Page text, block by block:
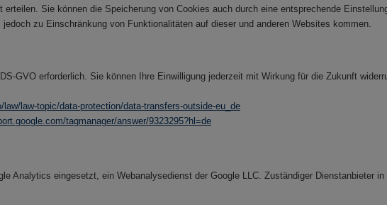
Sie können die Speicherung von Cookies auch durch eine entsprechende
zu Einschränkung von Funktionalitäten auf dieser und anderen Websites kommen.
GVO erforderlich. Sie können Ihre Einwilligung jederzeit mit Wirkung für die Zukunft
law-topic/data-protection/data-transfers-outside-eu_de
tagmanager/answer/9323295?hl=de
Analytics eingesetzt, ein Webanalysedienst der Google LLC. Zuständiger Dienstanbieter